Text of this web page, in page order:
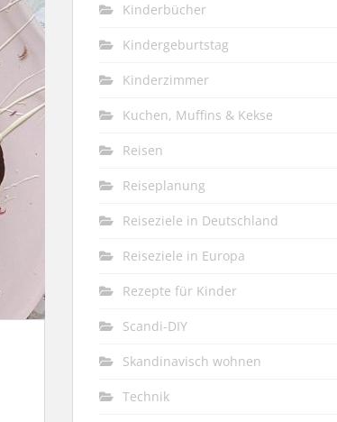
Kinderbücher
Kindergeburtstag
Kinderzimmer
Kuchen, Muffins & Kekse
Reisen
Reiseplanung
Reiseziele in Deutschland
Reiseziele in Europa
Rezepte für Kinder
Scandi-DIY
Skandinavisch wohnen
Technik